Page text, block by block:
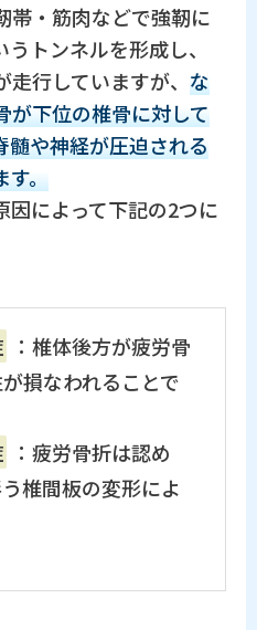
帯・筋肉などで強靭に
トンネルを形成し、
行していますが、 な
が下位の椎骨に対して
髄や神経が圧迫される
す。
因によって下記の2つに
：椎体後方が疲労骨
損なわれることで
：疲労骨折は認め
椎間板の変形によ